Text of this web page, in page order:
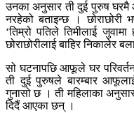
उनका अनुसार ती दुई पुरुष घरमै
नरहेको बताइन्छ ।
‘तिम्रो पतिले तिमीलाई
छोराछोरीलाई बाहिर निकालेर
सो घटनापछि आफूले घर
ती दुई पुरुषले बारम्बार
गुनासो छ । ती महिलाका
दिदैं आएका छन् ।